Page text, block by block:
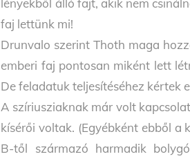
lényekből álló fajt, akik nem
faj lettünk mi!
Drunvalo szerint Thoth maga
emberi faj pontosan miként lett
De feladatuk teljesítéséhez kértek
A szíriusziaknak már volt
kísérői voltak. (Egyébként ebből a
B-től származó harmadik